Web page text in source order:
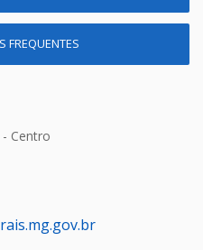
FREQUENTES
- Centro